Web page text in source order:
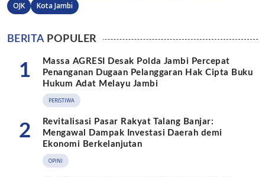
OJK
Kota Jambi
BERITAPOPULER
1
Massa AGRESI Desak Polda Jambi Percepat
Penanganan Dugaan Pelanggaran Hak Cipta Buku
Hukum Adat Melayu Jambi
PERISTIWA
2
Revitalisasi Pasar Rakyat Talang Banjar:
Mengawal Dampak Investasi Daerah demi
Ekonomi Berkelanjutan
OPINI